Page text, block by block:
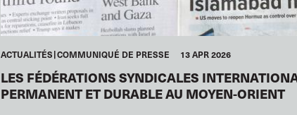
ACTUALITÉS COMMUNIQUÉ DE PRESSE 13 APR 2026
LES FÉDÉRATIONS SYNDICALES
PERMANENT ET DURABLE AU MOYEN-ORIENT